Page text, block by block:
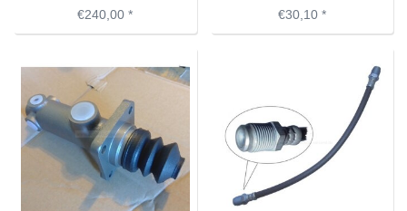
€240,00 * €30,10 *